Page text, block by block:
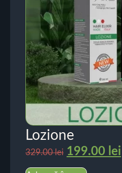
Lozione
329.00lei 199.00 lei